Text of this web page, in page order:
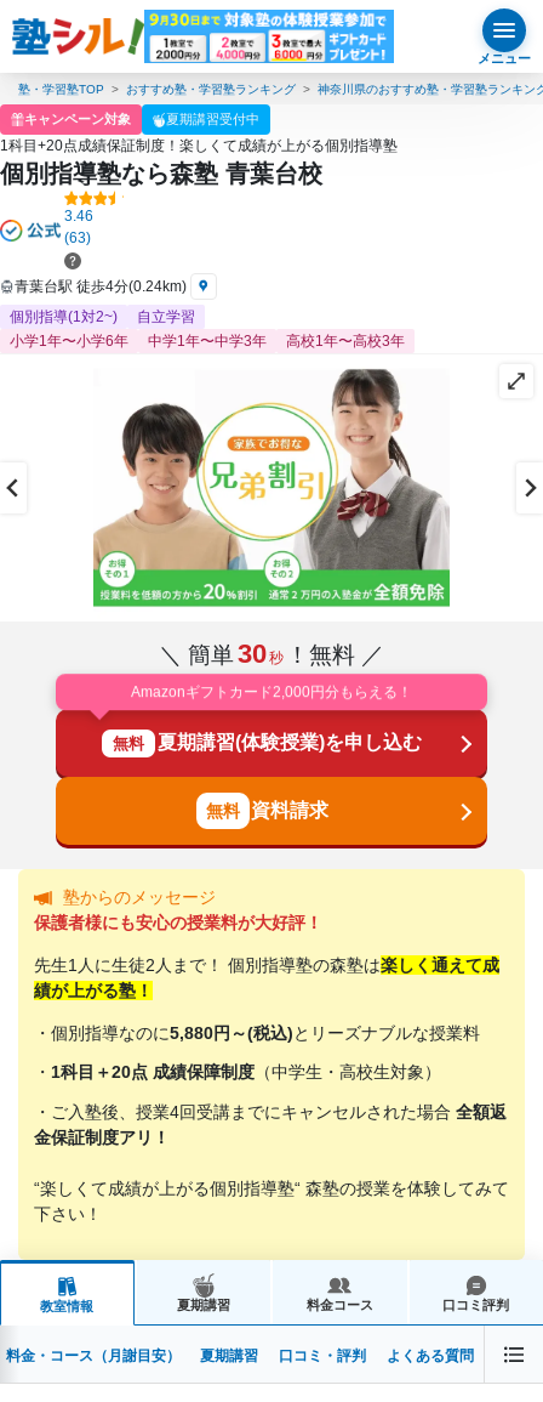
メニュー
塾・学習塾TOP おすすめ塾・学習塾ランキング 神奈川県のおすすめ塾・学習塾ランキン
キャンペーン対象 夏期講習受付中
1科目+20点成績保証制度！楽しくて成績が上がる個別指導塾
個別指導塾なら森塾 青葉台校
3.46
(63)
青葉台駅 徒歩4分(0.24km)
個別指導(1対2~)
自立学習
小学1年〜小学6年
中学1年〜中学3年 高校1年〜高校3年
＼ 簡単30秒 ！無料 ／
Amazonギフトカード2,000円分もらえる！
無料 夏期講習(体験授業)を申し込む
資料請求
塾からのメッセージ
保護者様にも安心の授業料が大好評！
先生1人に生徒2人まで！ 個別指導塾の森塾は楽しく通えて成
績が上がる塾！
・個別指導なのに5,880円～(税込)とリーズナブルな授業料
・ 1科目＋20点 成績保障制度 （中学生・高校生対象）
・ご入塾後、授業4回受講までにキャンセルされた場合 全額返
金保証制度アリ！
“楽しくて成績が上がる個別指導塾“ 森塾の授業を体験してみて
下さい！
教室情報 夏期講習 料金コース 口コミ評判
料金・コース（月謝目安） 夏期講習 口コミ・評判 よくある質問